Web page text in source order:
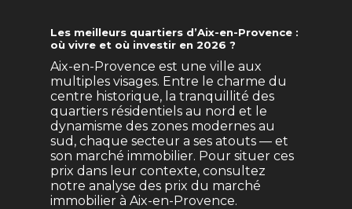
Les meilleurs quartiers d’Aix-en-Provence :
où vivre et où investir en 2026 ?
Aix-en-Provence est une ville aux
multiples visages. Entre le charme du
centre historique, la tranquillité des
quartiers résidentiels au nord et le
dynamisme des zones modernes au
sud, chaque secteur a ses atouts — et
son marché immobilier. Pour situer ces
prix dans leur contexte, consultez
notre analyse des prix du marché
immobilier à Aix-en-Provence.